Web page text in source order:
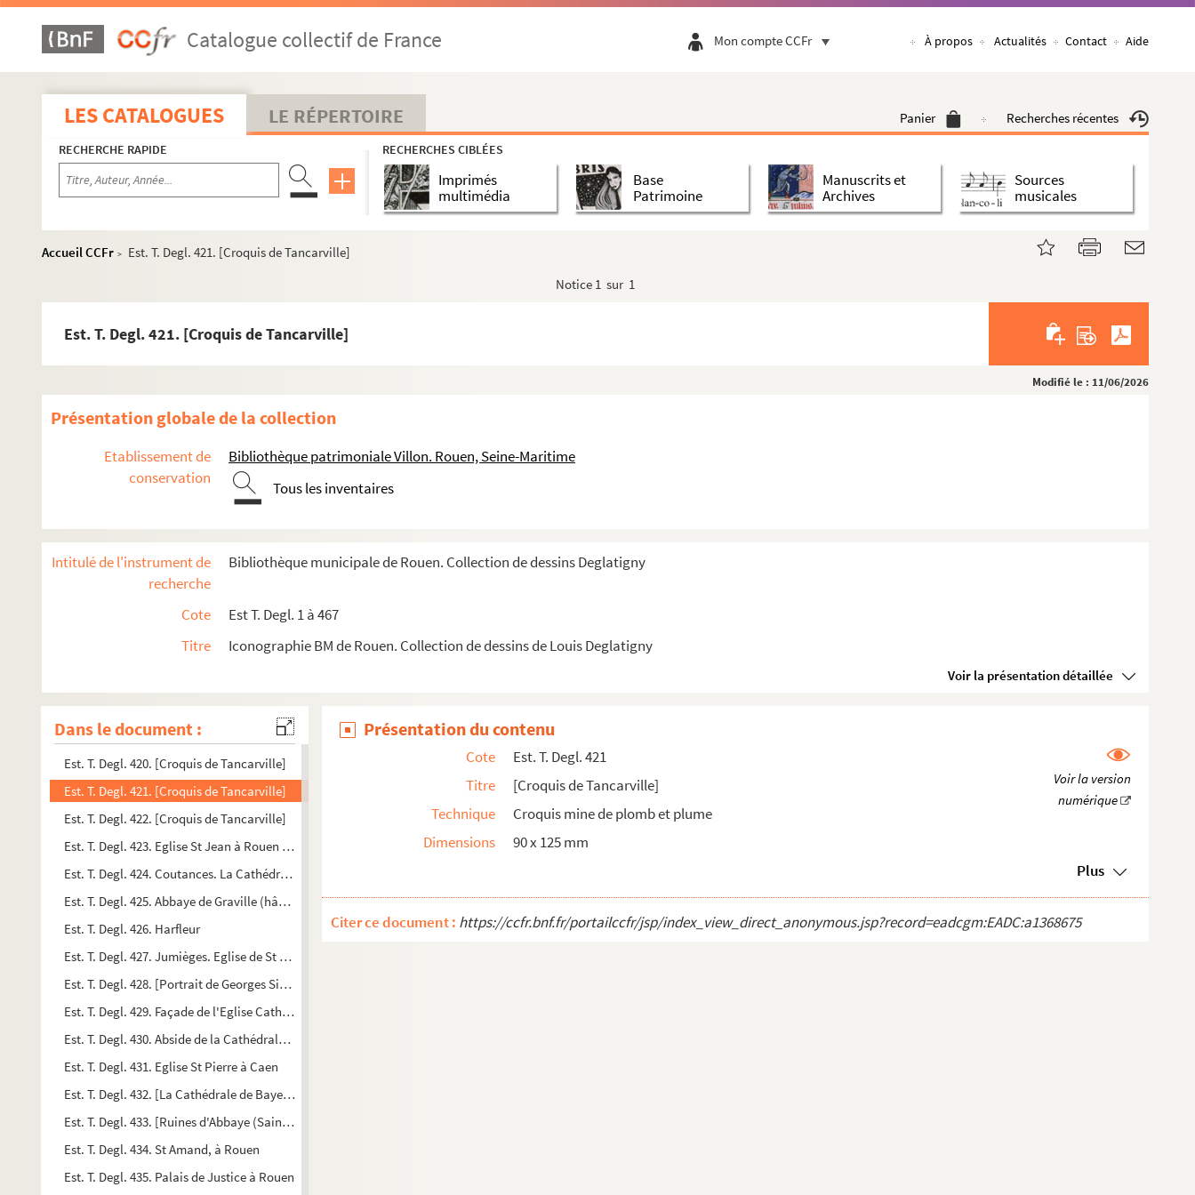
Catalogue collectif de France Mon compte CCFr À propos Actualités Contact Aide
LES CATALOGUES LE RÉPERTOIRE Panier Recherches récentes
RECHERCHE RAPIDE RECHERCHES CIBLÉES
Imprimés
multimédia
Base
Patrimoine
Manuscrits et
Archives
Sources
musicales
Accueil CCFr >
Est. T. Degl. 421. [Croquis de Tancarville]
Notice 1 sur 1
Est. T. Degl. 421. [Croquis de Tancarville]
Modifié le : 11/06/2026
Présentation globale de la collection
Etablissement de
conservation
Bibliothèque patrimoniale Villon. Rouen, Seine-Maritime
Tous les inventaires
Intitulé de l'instrument de
recherche
Bibliothèque municipale de Rouen. Collection de dessins Deglatigny
Cote
Est T. Degl. 1 à 467
Titre
Iconographie BM de Rouen. Collection de dessins de Louis Deglatigny
Voir la présentation détaillée
Dans le document :
Est. T. Degl. 394. Tancarville / Ransonnette, Charles (1793-1877)
Est. T. Degl. 395. Rouen, rue du Hallage (sept. 1929) / Riden, Cyprien (1858-1952)
Est. T. Degl. 397. Rouen, l'église et le jardin Saint-Ouen / Riden, Cyprien (1858-1952)
Est. T. Degl. 398. Maison du XVIe siècle. Rue Saint-Romain à Rouen / Alexandre Rozier
Est. T. Degl. 399. Rue des Boucheries à caudebec-en-Caux / Alexandre Rozier
Est. T. Degl. 400. Vieilles maisons normandes du XVIe siècle aux andelys (Eure) /Alexandre Rozier
Est. T. Degl. 408. Rouen. rue Martainville / Charles Weisser
Est. T. Degl. 409. Exposition Ch. WEISSER du 14 au 24 JUIN / Charles Weisser
Est. T. Degl. 410. La ferme de Fontaine à Blangy / Yon, Edmond Charles Joseph (1836-1897)
Est. T. Degl. 412. [Rouen, église Saint-Vincent]
Est. T. Degl. 413. Rouen, rue des Champs-Maillets
Est. T. Degl. 415. [Église]
Est. T. Degl. 416. Eglise St-Pierre l'Honoré. Rouen. Encoignure des rues Ecuyère et des Bons Enfants
Est. T. Degl. 418. [Croquis de Tancarville]
Est. T. Degl. 419. [Croquis de Tancarville]
Est. T. Degl. 420. [Croquis de Tancarville]
Est. T. Degl. 421. [Croquis de Tancarville]
Est. T. Degl. 422. [Croquis de Tancarville]
Est. T. Degl. 423. Eglise St Jean à Rouen présentement démolie
Est. T. Degl. 424. Coutances. La Cathédrale : Intérieur
Est. T. Degl. 425. Abbaye de Graville (hâvre). Détails [des chapiteaux]
Est. T. Degl. 426. Harfleur
Est. T. Degl. 427. Jumièges. Eglise de St Pierre. 1844
Est. T. Degl. 428. [Portrait de Georges Simon, architecte mort à Rouen en 1899]
Est. T. Degl. 429. Façade de l'Eglise Cathédrale de Coutances
Est. T. Degl. 430. Abside de la Cathédrale de Coutances
Est. T. Degl. 431. Eglise St Pierre à Caen
Est. T. Degl. 432. [La Cathédrale de Bayeux]
Est. T. Degl. 433. [Ruines d'Abbaye (Saint Wandrille ?)]
Est. T. Degl. 434. St Amand, à Rouen
Est. T. Degl. 435. Palais de Justice à Rouen
Présentation du contenu
Cote
Est. T. Degl. 421
Titre
[Croquis de Tancarville]
Technique
Croquis mine de plomb et plume
Dimensions
90 x 125 mm
Plus
Citer ce document : https://ccfr.bnf.fr/portailccfr/jsp/index_view_direct_anonymous.jsp?record=eadcgm:EADC:a1368675